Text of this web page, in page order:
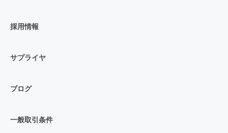
採用情報
サプライヤ
ブログ
一般取引条件